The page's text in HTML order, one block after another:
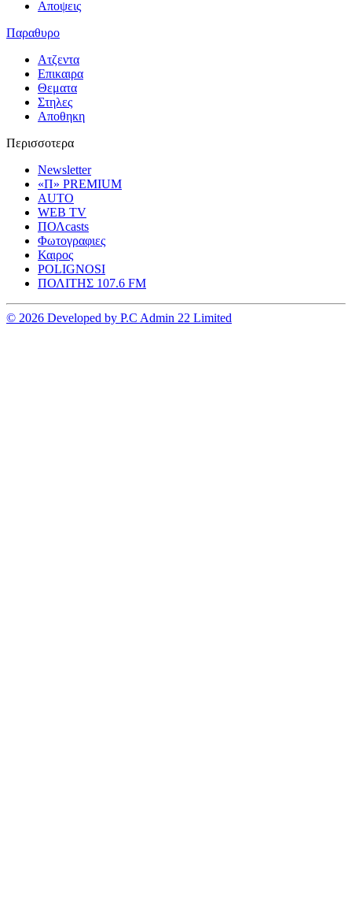
Αποψεις
Παραθυρο
Ατζεντα
Επικαιρα
Θεματα
Στηλες
Αποθηκη
Περισσοτερα
Newsletter
«Π» PREMIUM
AUTO
WEB TV
ΠΟΛcasts
Φωτογραφιες
Καιρος
POLIGNOSI
ΠΟΛΙΤΗΣ 107.6 FM
© 2026 Developed by P.C Admin 22 Limited